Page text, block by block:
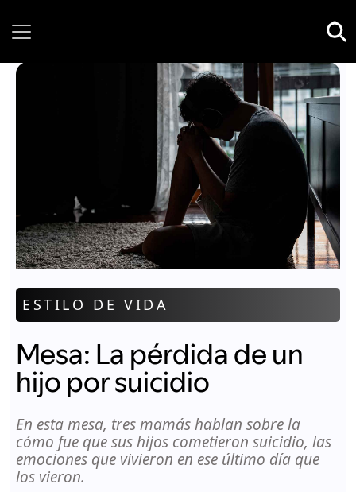
ESTILO DE VIDA
Mesa: La pérdida de un
hijo por suicidio
En esta mesa, tres mamás hablan sobre la
cómo fue que sus hijos cometieron suicidio, las
emociones que vivieron en ese último día que
los vieron.